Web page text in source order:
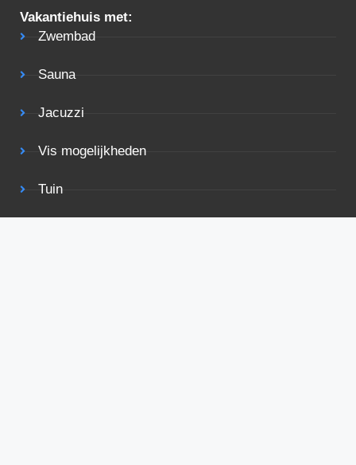
Vakantiehuis met:
Zwembad
Sauna
Jacuzzi
Vis mogelijkheden
Tuin